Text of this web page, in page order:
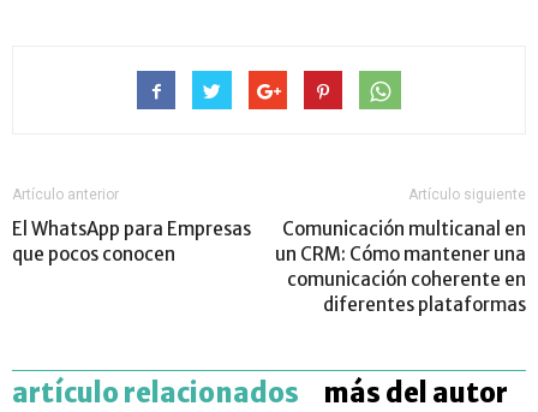
Artículo anterior
El WhatsApp para Empresas
que pocos conocen
Artículo siguiente
Comunicación multicanal en
un CRM: Cómo mantener una
comunicación coherente en
diferentes plataformas
artículo relacionados más del autor